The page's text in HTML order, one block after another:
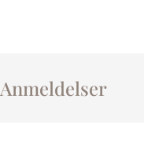
Anmeldelser